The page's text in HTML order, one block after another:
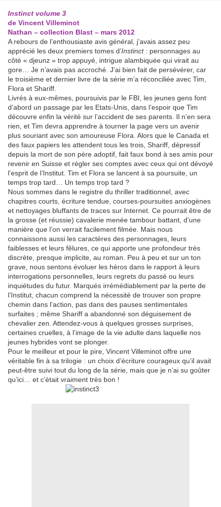
Instinct volume 3
de Vincent Villeminot
Nathan – collection Blast – mars 2012
A rebours de l’enthousiaste avis général, j’avais assez peu
apprécié les deux premiers tomes d’Instinct: personnages au
côté « djeunz » trop appuyé, intrigue alambiquée qui virait au
gore… Je n’avais pas accroché. J’ai bien fait de persévérer, car
le troisième et dernier livre de la série m’a réconciliée avec Tim,
Flora et Shariff.
Livrés à eux-mêmes, poursuivis par le FBI, les jeunes gens font
d’abord un passage par les Etats-Unis, dans l’espoir que Tim
découvre enfin la vérité sur l’accident de ses parents. Il n’en sera
rien, et Tim devra apprendre à tourner la page vers un avenir
plus souriant avec son amoureuse Flora. Alors que le Canada et
des faux papiers les attendent tous les trois, Shariff, dépressif
depuis la mort de son père adoptif, fait faux bond à ses amis pour
revenir en Suisse et régler ses comptes avec ceux qui ont dévoyé
l’esprit de l’Institut. Tim et Flora se lancent à sa poursuite, un
temps trop tard… Un temps trop tard ?
Nous sommes dans le registre du thriller traditionnel, avec
chapitres courts, écriture tendue, courses-poursuites anxiogènes
et nettoyages bluffants de traces sur Internet. Ce pourrait être de
la grosse (et réussie) cavalerie menée tambour battant, d’une
manière que l’on verrait facilement filmée. Mais nous
connaissons aussi les caractères des personnages, leurs
faiblesses et leurs fêlures, ce qui apporte une profondeur très
discrète, presque implicite, au roman. Peu à peu et sur un ton
grave, nous sentons évoluer les héros dans le rapport à leurs
interrogations personnelles, leurs regrets du passé ou leurs
inquiétudes du futur. Marqués irrémédiablement par la perte de
l’Institut, chacun comprend la nécessité de trouver son propre
chemin dans l’action, pas dans des pauses sentimentales
surfaites ; même Shariff a abandonné son déguisement de
chevalier zen. Attendez-vous à quelques grosses surprises,
certaines cruelles, à l’image de la vie adulte dans laquelle nos
jeunes hybrides vont se plonger.
Pour le meilleur et pour le pire, Vincent Villeminot offre une
véritable fin à sa trilogie : un choix d’écriture courageux qu’il avait
peut-être suivi tout du long de la série, mais que je n’ai su goûter
qu’ici… et c’était vraiment très bon !